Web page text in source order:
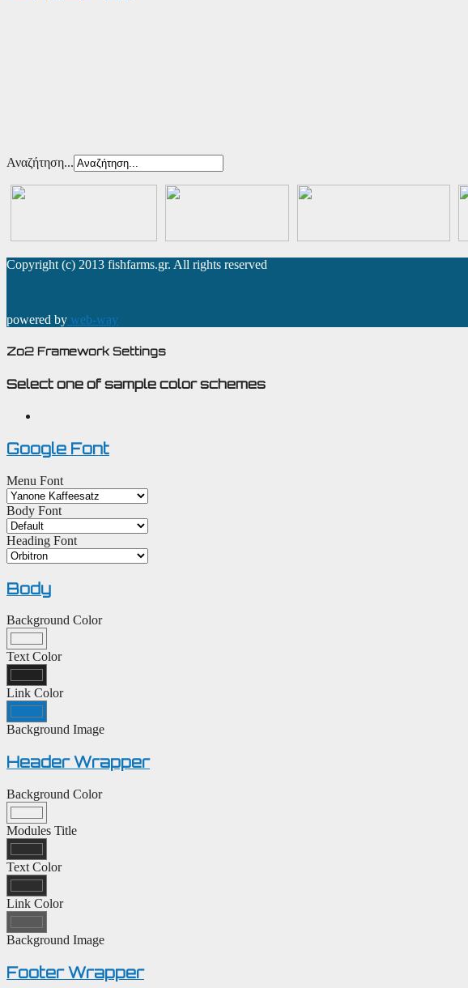
Αναζήτηση...
Copyright (c) 2013 fishfarms.gr. All rights reserved
powered by web-way
Zo2 Framework Settings
Select one of sample color schemes
Google Font
Menu Font
Body Font
Heading Font
Body
Background Color
Text Color
Link Color
Background Image
Header Wrapper
Background Color
Modules Title
Text Color
Link Color
Background Image
Footer Wrapper